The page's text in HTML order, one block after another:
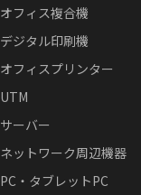
オフィス複合機
デジタル印刷機
オフィスプリンター
UTM
サーバー
ネットワーク周辺機器
PC・タブレットPC